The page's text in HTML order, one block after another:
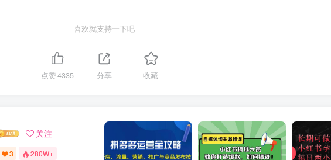
喜欢就支持一下吧
点赞4335 分享 收藏
关注
3 280W+